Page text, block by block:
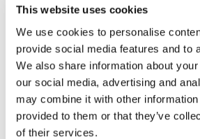
This website uses cookies
We use cookies to personalise
provide social media features and to
We also share information about
our social media, advertising and
may combine it with other information
provided to them or that they’ve
of their services.
Jour 2 à 5
Rencontre
recruteur
Jour 6 à 20